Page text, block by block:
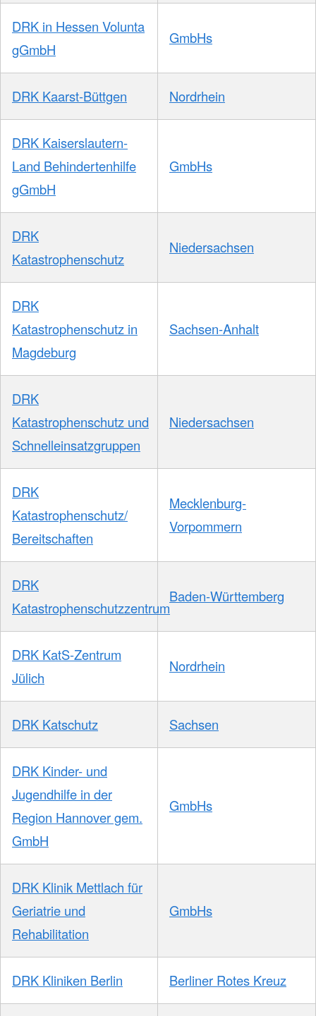
DRK in Hessen Volunta
gGmbH
GmbHs
DRK Kaarst-Büttgen Nordrhein
DRK Kaiserslautern-
Land Behindertenhilfe
gGmbH
GmbHs
DRK
Katastrophenschutz
Niedersachsen
DRK
Katastrophenschutz in
Magdeburg
Sachsen-Anhalt
DRK
Katastrophenschutz und
Schnelleinsatzgruppen
Niedersachsen
DRK
Katastrophenschutz/
Bereitschaften
Mecklenburg-
Vorpommern
DRK
Katastrophenschutzzentrum
Baden-Württemberg
DRK KatS-Zentrum
Jülich
Nordrhein
DRK Katschutz Sachsen
DRK Kinder- und
Jugendhilfe in der
Region Hannover gem.
GmbH
GmbHs
DRK Klinik Mettlach für
Geriatrie und
Rehabilitation
GmbHs
DRK Kliniken Berlin Berliner Rotes Kreuz